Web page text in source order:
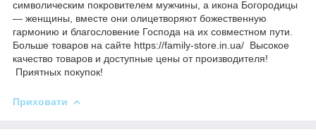
символическим покровителем мужчины, а икона Богородицы
— женщины, вместе они олицетворяют божественную
гармонию и благословение Господа на их совместном пути.
Больше товаров на сайте https://family-store.in.ua/ Высокое
качество товаров и доступные цены от производителя!
Приятных покупок!
Приховати